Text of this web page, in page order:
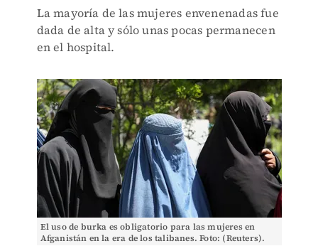
La mayoría de las mujeres envenenadas fue
dada de alta y sólo unas pocas permanecen
en el hospital.
El uso de burka es obligatorio para las mujeres en
Afganistán en la era de los talibanes. Foto: (Reuters).